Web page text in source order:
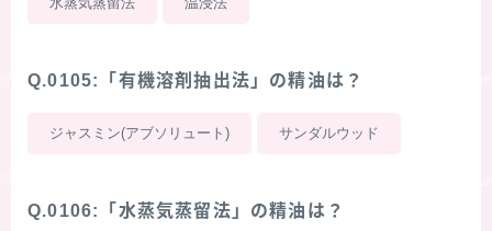
Q.0105:「有機溶剤抽出法」の精油は？
ジャスミン(アブソリュート) サンダルウッド
Q.0106:「水蒸気蒸留法」の精油は？